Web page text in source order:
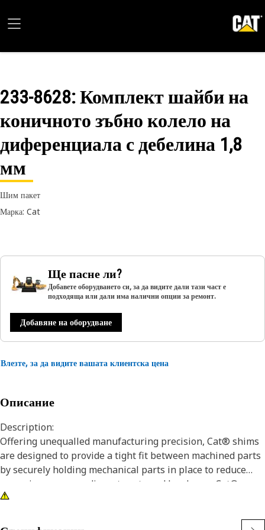
233-8628: Комплект шайби на
коничното зъбно колело на
диференциала с дебелина 1,8
мм
Шим пакет
Марка: Cat
Ще пасне ли?
Добавете оборудването си, за да видите дали тази част е
подходяща или дали има налични опции за ремонт.
Добавяне на оборудване
Влезте, за да видите вашата клиентска цена
Описание
Description:
Offering unequalled manufacturing precision, Cat® shims
are designed to provide a tight fit between machined parts
by securely holding mechanical parts in place to reduce
excessive wear on adjacent parts and hardware. Cat®
shims provide superior protection, being manufactured
long wear life, and the high performance you demand.